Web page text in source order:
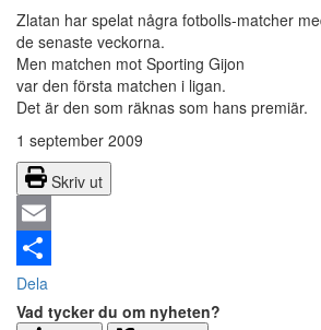
Zlatan har spelat några fotbolls-matcher
de senaste veckorna.
Men matchen mot Sporting Gijon
var den första matchen i ligan.
Det är den som räknas som hans premiär.
1 september 2009
Skriv ut
Email
Dela
Vad tycker du om nyheten?